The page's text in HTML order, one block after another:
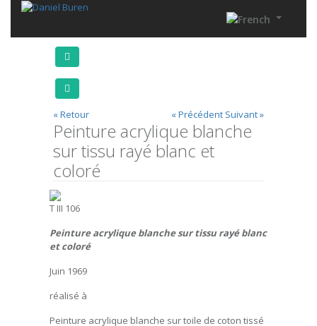
« Retour « Précédent Suivant »
Peinture acrylique blanche
sur tissu rayé blanc et
coloré
T III 106
Peinture acrylique blanche sur tissu rayé blanc
et coloré
Juin 1969
réalisé à
Peinture acrylique blanche sur toile de coton tissé